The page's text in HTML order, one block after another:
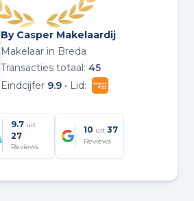
By Casper Makelaardij
Makelaar in Breda
Transacties totaal:45
Eindcijfer 9.9 • Lid:
9.7 uit
27
Reviews
10 uit 37
Reviews